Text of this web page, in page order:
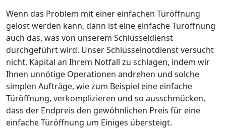
Wenn das Problem mit einer einfachen Türöffnung
gelöst werden kann, dann ist eine einfache Türöffnung
auch das, was von unserem Schlüsseldienst
durchgeführt wird. Unser Schlüsselnotdienst versucht
nicht, Kapital an Ihrem Notfall zu schlagen, indem wir
Ihnen unnötige Operationen andrehen und solche
simplen Aufträge, wie zum Beispiel eine einfache
Türöffnung, verkomplizieren und so ausschmücken,
dass der Endpreis den gewöhnlichen Preis für eine
einfache Türöffnung um Einiges übersteigt.